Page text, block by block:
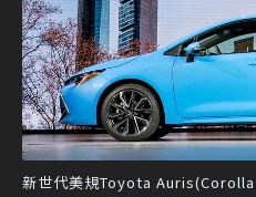
新世代美規Toyota